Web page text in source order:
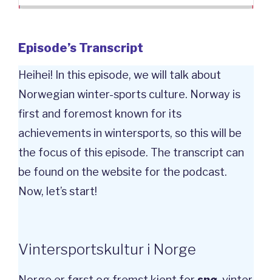
Rate
Episode’s Transcript
Heihei! In this episode, we will talk about
Norwegian winter-sports culture. Norway is
first and foremost known for its
achievements in wintersports, so this will be
the focus of this episode. The transcript can
be found on the website for the podcast.
Now, let’s start!
Vintersportskultur i Norge